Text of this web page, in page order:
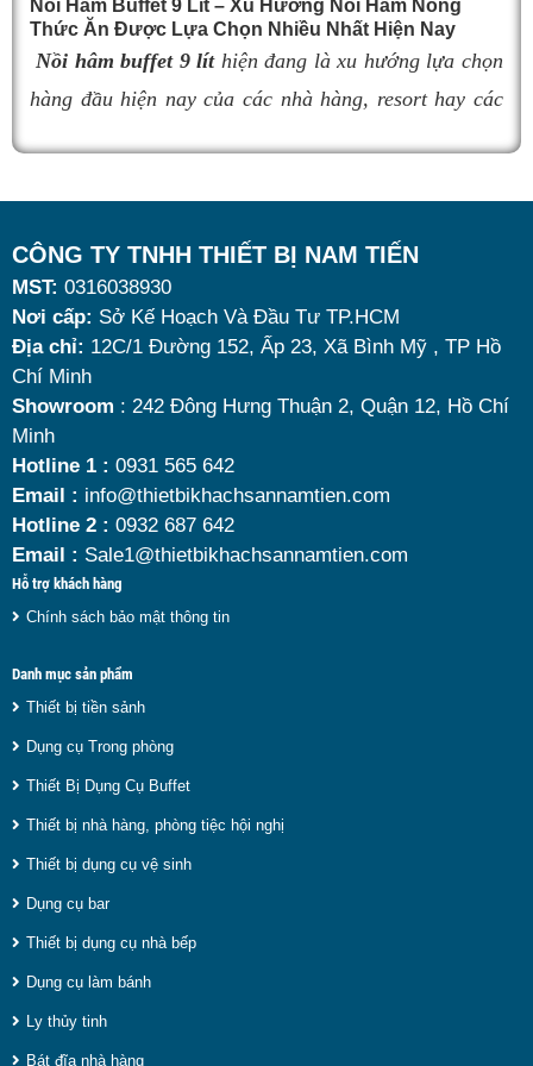
đúng sản phẩm giữ nhiệt tốt, bền đẹp và phù hợp nhu
cầu sử dụng là vô cùng quan trọng. Dưới đây là
Nồi Hâm Buffet 9 Lít – Xu Hướng Nồi Hâm Nóng
Thức Ăn Được Lựa Chọn Nhiều Nhất Hiện Nay
Nồi hâm buffet 9 líthiện đang là xu hướng lựa chọn
hàng đầu hiện nay của các nhà hàng, resort hay các
Tuy nhiên, giữa hàng loạt mẫu mã trên thị trường,
đâu là loại phù hợp nhất? Nên chọn nồi hâm buffet
dùng điện hay dùng cồn? Cùng tìm hiểu những tiêu
chí quan trọng giúp bạn chọn được mẫu
nóng thức ăn 9 lítchất lượng, bền đẹp và tối ưu chi
phí nhất hiện nay.
CÔNG TY TNHH THIẾT BỊ NAM TIẾN
MST: 0316038930
Nơi cấp: Sở Kế Hoạch Và Đầu Tư TP.HCM
Địa chỉ: 12C/1 Đường 152, Ấp 23, Xã Bình Mỹ , TP Hồ
Chí Minh
Showroom : 242 Đông Hưng Thuận 2, Quận 12, Hồ Chí
Minh
Hotline 1 : 0931 565 642
Email : info@thietbikhachsannamtien.com
Hotline 2 : 0932 687 642
Email : Sale1@thietbikhachsannamtien.com
Hỗ trợ khách hàng
Chính sách bảo mật thông tin
Danh mục sản phẩm
Thiết bị tiền sảnh
Dụng cụ Trong phòng
Thiết Bị Dụng Cụ Buffet
Thiết bị nhà hàng, phòng tiệc hội nghị
Thiết bị dụng cụ vệ sinh
Dụng cụ bar
Thiết bị dụng cụ nhà bếp
Dụng cụ làm bánh
Ly thủy tinh
Bát đĩa nhà hàng